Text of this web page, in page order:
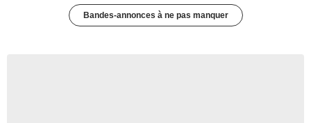
Bandes-annonces à ne pas manquer